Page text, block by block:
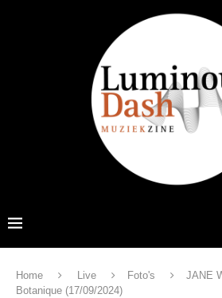
Home Live Foto's
JANE
Botanique (17/09/2024)